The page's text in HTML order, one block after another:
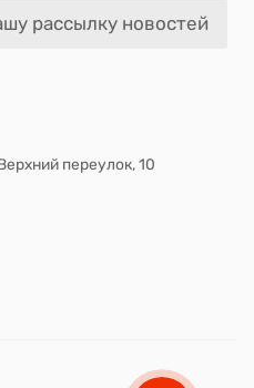
рассылку новостей
переулок, 10